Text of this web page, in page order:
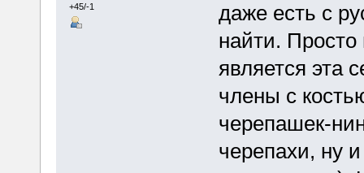
+45/-1
даже есть с
найти. Просто
является эта
члены с
черепашек-
черепахи, ну